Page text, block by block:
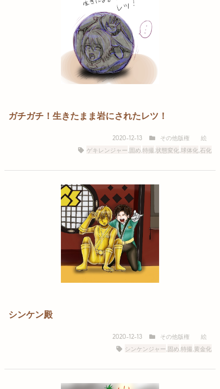
ガチガチ！生きたまま岩にされたレツ！
2020-12-13 その他版権
絵
ゲキレンジャー 固め ,特撮 ,状態変化,球体化,石化
シンケン殿
2020-12-13 その他版権
絵
シンケンジャー 固め ,特撮 ,黄金化